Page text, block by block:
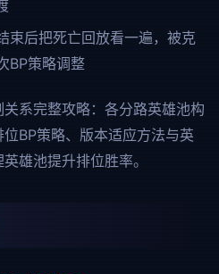
束后把死亡回放看一遍，被克
BP策略调整
系完整攻略：各分路英雄池构
BP策略、版本适应方法与英
雄池提升排位胜率。